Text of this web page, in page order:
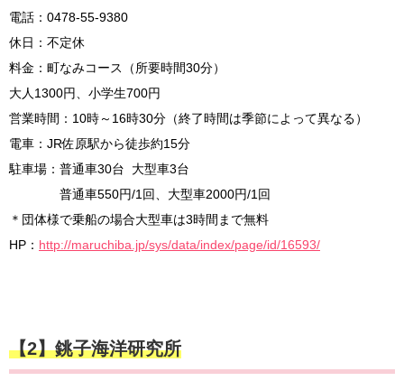
電話：0478-55-9380
休日：不定休
料金：町なみコース（所要時間30分）
大人1300円、小学生700円
営業時間：10時～16時30分（終了時間は季節によって異なる）
電車：JR佐原駅から徒歩約15分
駐車場：普通車30台 大型車3台
普通車550円/1回、大型車2000円/1回
＊団体様で乗船の場合大型車は3時間まで無料
HP： http://maruchiba.jp/sys/data/index/page/id/16593/
【2】銚子海洋研究所